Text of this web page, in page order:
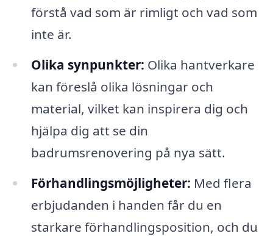
förstå vad som är rimligt och vad som
inte är.
Olika synpunkter: Olika hantverkare
kan föreslå olika lösningar och
material, vilket kan inspirera dig och
hjälpa dig att se din
badrumsrenovering på nya sätt.
Förhandlingsmöjligheter: Med flera
erbjudanden i handen får du en
starkare förhandlingsposition, och du